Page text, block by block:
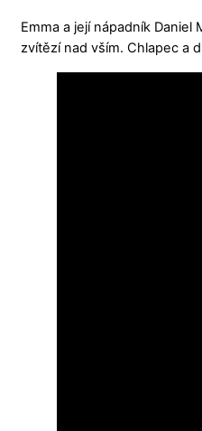
Emma a její nápadník Daniel
zvítězí nad vším. Chlapec a